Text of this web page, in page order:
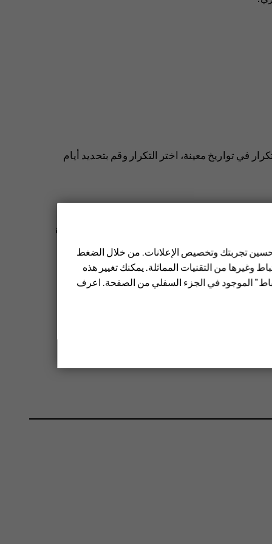
في تواريخ معينة، اختر التكرار وقم بتحديد أيام
سماع صوت المنبه، بسحب المنبه يسارًا. لضبط مدة
وحدّد المدة التي تريدها.
تحسين تجربتك وتخصيص الإعلانات. من خلال الضغط
وغيرها من التقنيات المماثلة. يمكنك تغيير هذه
الموجود في الجزء السفلي من الصفحة. اعرف